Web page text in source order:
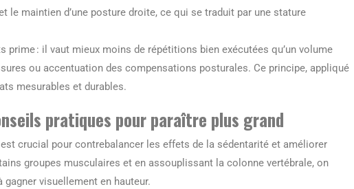
le maintien d’une posture droite, ce qui se traduit par une stature
prime : il vaut mieux moins de répétitions bien exécutées qu’un volume
ou accentuation des compensations posturales. Ce principe, appliqué
mesurables et durables.
pratiques pour paraître plus grand
crucial pour contrebalancer les effets de la sédentarité et améliorer
groupes musculaires et en assouplissant la colonne vertébrale, on
visuellement en hauteur.